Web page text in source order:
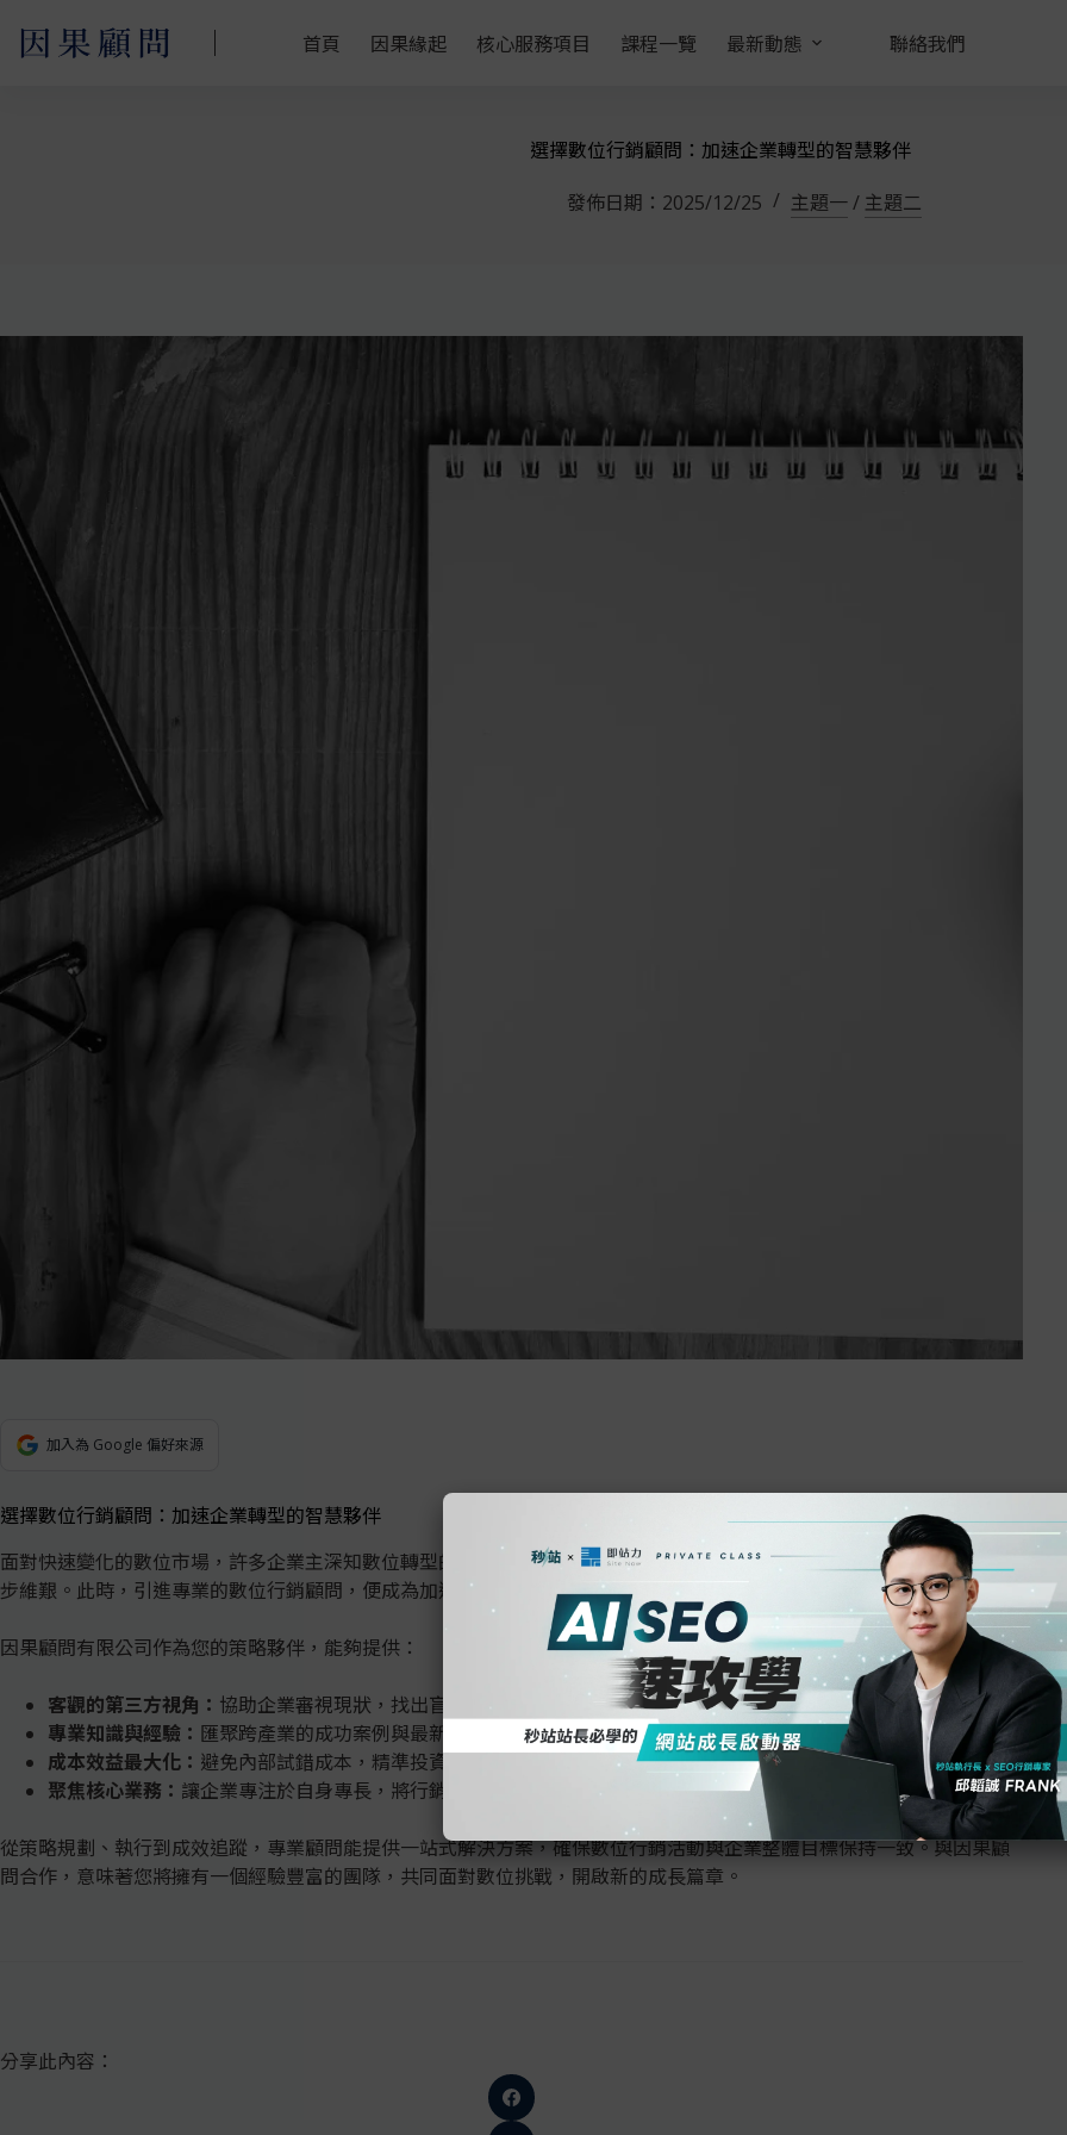
首頁 因果緣起 核心服務項目 課程一覽 最新動態 聯絡我們
選擇數位行銷顧問：加速企業轉型的智慧夥伴
發佈日期： 2025/12/25 主題一/ 主題二
加入為 Google 偏好來源
選擇數位行銷顧問：加速企業轉型的智慧夥伴
面對快速變化的數位市場，許多企業主深知數位轉型的迫切性，卻常因資源有限、缺乏專業知識或內部團隊經驗不足而舉
步維艱。此時，引進專業的數位行銷顧問，便成為加速企業轉型、克服挑戰的智慧選項。
因果顧問有限公司作為您的策略夥伴，能夠提供：
客觀的第三方視角： 協助企業審視現狀，找出盲點與機會。
專業知識與經驗： 匯聚跨產業的成功案例與最新行銷趨勢。
成本效益最大化： 避免內部試錯成本，精準投資於有效策略。
聚焦核心業務： 讓企業專注於自身專長，將行銷事務交由專家處理。
從策略規劃、執行到成效追蹤，專業顧問能提供一站式解決方案，確保數位行銷活動與企業整體目標保持一致。與因果顧
問合作，意味著您將擁有一個經驗豐富的團隊，共同面對數位挑戰，開啟新的成長篇章。
分享此內容：